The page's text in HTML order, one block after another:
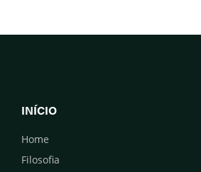
INÍCIO
Home
Filosofia